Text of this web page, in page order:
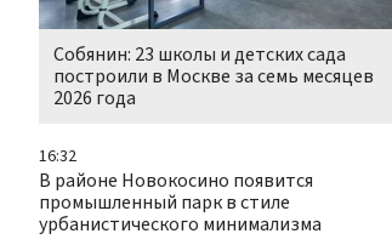
Собянин: 23 школы и детских сада
построили в Москве за семь месяцев
2026 года
16:32
В районе Новокосино появится
промышленный парк в стиле
урбанистического минимализма